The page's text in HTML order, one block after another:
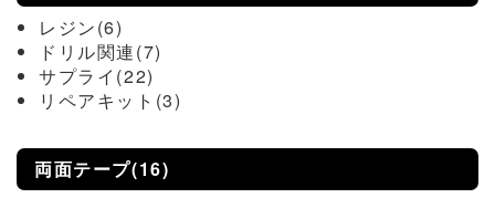
レジン(6)
ドリル関連(7)
サプライ(22)
リペアキット(3)
両面テープ(16)